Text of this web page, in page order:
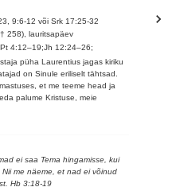
9:6-12 või Srk 17:25-32
258), lauritsapäev
4:12–19;Jh 12:24–26;
püha Laurentius jagas kiriku
on Sinule eriliselt tähtsad.
et me teeme head ja
palume Kristuse, meie
ei saa Tema hingamisse, kui
me näeme, et nad ei võinud
Hb 3:18-19